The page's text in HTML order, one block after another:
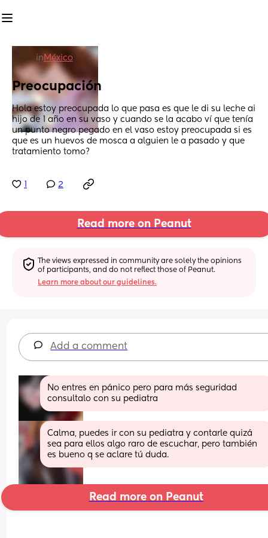
in México
Preocupación
Hola estoy preocupada lo que pasa es que le di su leche ai
hijo de 1 año en su vaso y cuando se la acabo ví que tenía
un punto negro pegado en el vaso estoy preocupada si es
que es un huevos de mosca a alguien le a pasado y que
tratamiento tomo?
2
Read more on Peanut
The views expressed in community are solely the opinions
of participants, and do not reflect those of Peanut.
Learn more about our guidelines.
Add a comment
No entres en pánico pero para más seguridad
consultalo con su pediatra
Calma, puedes ir con su pediatra y contarle quizá
sea para ellos algo raro de escuchar, pero también
es bueno q se aclare tú duda.
Read more on Peanut